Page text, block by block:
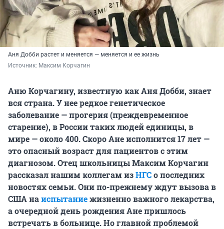
Аня Добби растет и меняется — меняется и ее жизнь
Источник: Максим Корчагин
Аню Корчагину, известную как Аня Добби, знает
вся страна. У нее редкое генетическое
заболевание — прогерия (преждевременное
старение), в России таких людей единицы, в
мире — около 400. Скоро Ане исполнится 17 лет —
это опасный возраст для пациентов с этим
диагнозом. Отец школьницы Максим Корчагин
рассказал нашим коллегам изНГСо последних
новостях семьи. Они по-прежнему ждут вызова в
США наиспытаниежизненно важного лекарства,
а очередной день рождения Ане пришлось
встречать в больнице. Но главной проблемой